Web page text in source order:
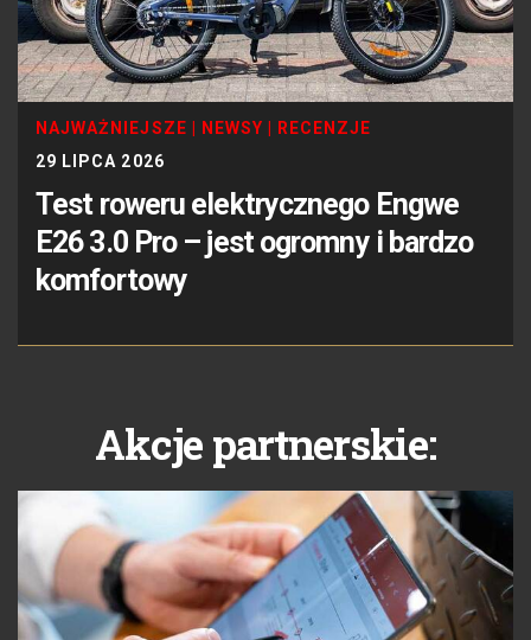
NAJWAŻNIEJSZE NEWSY
RECENZJE
29 LIPCA 2026
Test roweru elektrycznego Engwe
E26 3.0 Pro – jest ogromny i bardzo
komfortowy
Akcje partnerskie: